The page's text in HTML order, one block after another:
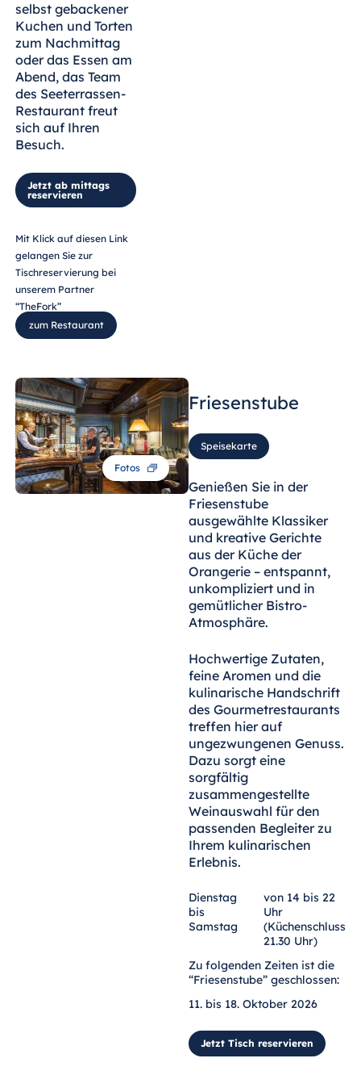
Malta
Antonine Hotel &
Spa Malta
Mauritius
Resort & Spa
Mauritius
selbst gebackener
Kuchen und Torten
zum Nachmittag
oder das Essen am
Abend, das Team
des Seeterrassen-
Restaurant freut
sich auf Ihren
Besuch.
Jetzt ab mittags
reservieren
Mit Klick auf diesen Link
gelangen Sie zur
Tischreservierung bei
unserem Partner
“TheFork”
zum Restaurant
Fotos
Friesenstube
Speisekarte
Genießen Sie in der
Friesenstube
ausgewählte Klassiker
und kreative Gerichte
aus der Küche der
Orangerie – entspannt,
unkompliziert und in
gemütlicher Bistro-
Atmosphäre.
Hochwertige Zutaten,
feine Aromen und die
kulinarische Handschrift
des Gourmetrestaurants
treffen hier auf
ungezwungenen Genuss.
Dazu sorgt eine
sorgfältig
zusammengestellte
Weinauswahl für den
passenden Begleiter zu
Ihrem kulinarischen
Erlebnis.
Dienstag
bis
Samstag
von 14 bis 22
Uhr
(Küchenschluss
21.30 Uhr)
Zu folgenden Zeiten ist die
“Friesenstube” geschlossen:
11. bis 18. Oktober 2026
Jetzt Tisch reservieren